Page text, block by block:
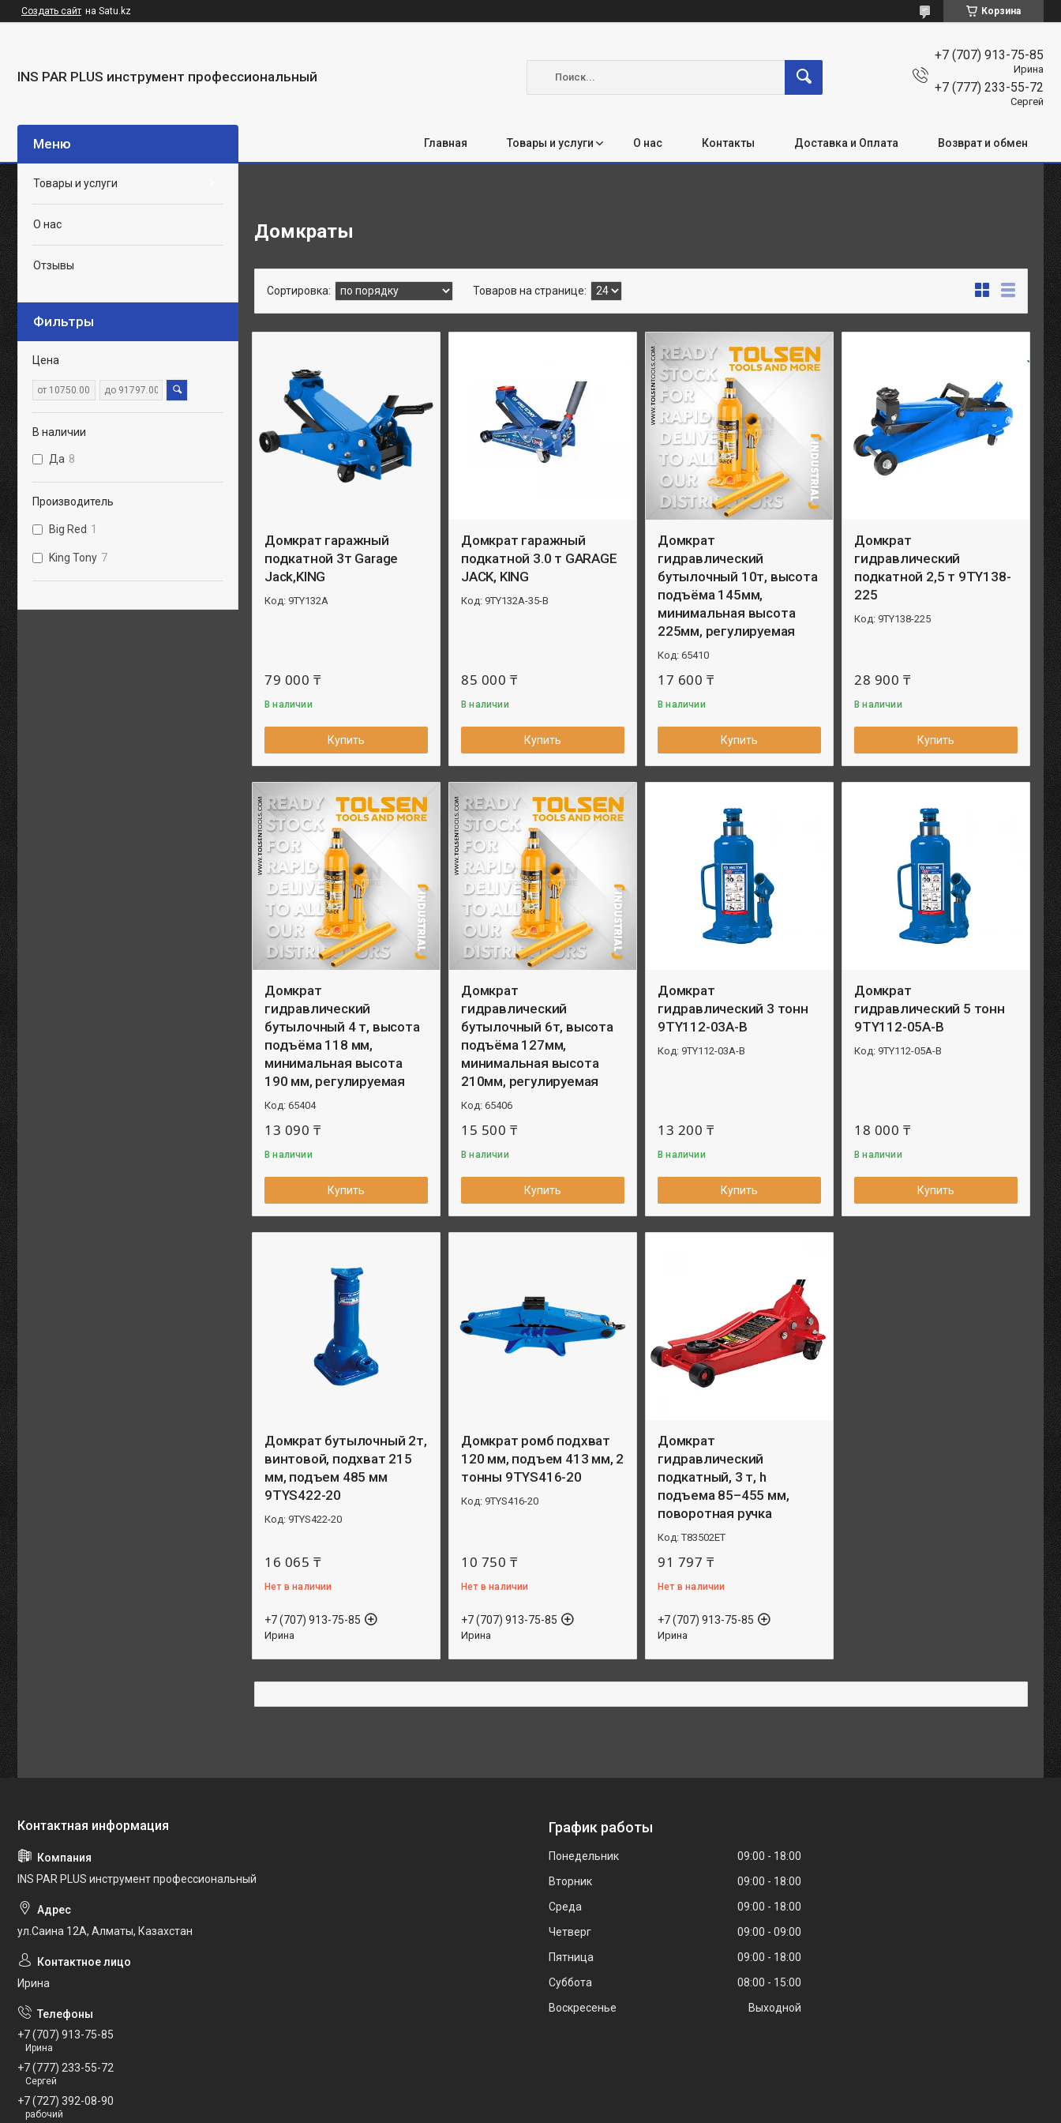
Создать сайт на Satu.kz Корзина
INS PAR PLUS инструмент профессиональный
+7 (707) 913-75-85
Ирина
+7 (777) 233-55-72
Сергей
Главная Товары и услуги О нас Контакты Доставка и Оплата Возврат и обмен
Домкраты
Домкрат гаражный
подкатной 3т Garage
Jack,KING
9TY132A
79 000 ₸
В наличии
Купить
Домкрат гаражный
подкатной 3.0 т GARAGE
JACK, KING
9TY132A-35-B
85 000 ₸
В наличии
Купить
Домкрат
гидравлический
бутылочный 10т, высота
подъёма 145мм,
минимальная высота
225мм, регулируемая
65410
17 600 ₸
В наличии
Купить
Домкрат
гидравлический
подкатной 2,5 т 9TY138-
225
9TY138-225
28 900 ₸
В наличии
Купить
Домкрат
гидравлический
бутылочный 4 т, высота
подъёма 118 мм,
минимальная высота
190 мм, регулируемая
65404
13 090 ₸
В наличии
Купить
Домкрат
гидравлический
бутылочный 6т, высота
подъёма 127мм,
минимальная высота
210мм, регулируемая
65406
15 500 ₸
В наличии
Купить
Домкрат
гидравлический 3 тонн
9TY112-03А-В
9TY112-03А-В
13 200 ₸
В наличии
Купить
Домкрат
гидравлический 5 тонн
9TY112-05А-В
9TY112-05А-В
18 000 ₸
В наличии
Купить
Домкрат бутылочный 2т,
винтовой, подхват 215
мм, подъем 485 мм
9TYS422-20
9TYS422-20
16 065 ₸
Нет в наличии
+7 (707) 913-75-85
Ирина
Домкрат ромб подхват
120 мм, подъем 413 мм, 2
тонны 9TYS416-20
9TYS416-20
10 750 ₸
Нет в наличии
+7 (707) 913-75-85
Ирина
Домкрат
гидравлический
подкатный, 3 т, h
подъема 85–455 мм,
поворотная ручка
T83502ET
91 797 ₸
Нет в наличии
+7 (707) 913-75-85
Ирина
Товары и услуги
О нас
Отзывы
Фильтры
Цена
В наличии
Да 8
Производитель
Big Red 1
King Tony 7
INS PAR PLUS инструмент профессиональный
ул.Саина 12А, Алматы, Казахстан
Ирина
+7 (707) 913-75-85
Ирина
+7 (777) 233-55-72
Сергей
+7 (727) 392-08-90
рабочий
График работы
Понедельник 09:00
18:00
Вторник
09:00
18:00
Среда
09:00
18:00
Четверг
09:00
09:00
Пятница
09:00
18:00
Суббота
08:00
15:00
Воскресенье
Выходной